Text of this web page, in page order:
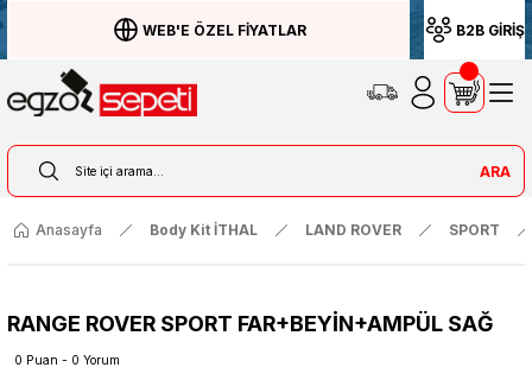
WEB'E ÖZEL FİYATLAR B2B GİRİŞ
ARA
Anasayfa Body Kit İTHAL LAND ROVER SPORT
RANGE ROVER SPORT FAR+BEYİN+AMPÜL SAĞ
0 Puan - 0 Yorum